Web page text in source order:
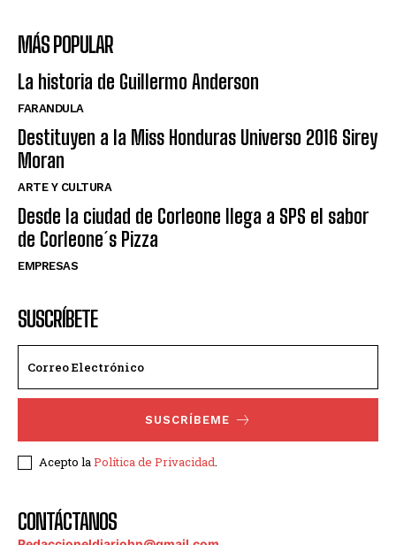
MÁS POPULAR
La historia de Guillermo Anderson
FARANDULA
Destituyen a la Miss Honduras Universo 2016 Sirey
Moran
ARTE Y CULTURA
Desde la ciudad de Corleone llega a SPS el sabor
de Corleone´s Pizza
EMPRESAS
SUSCRÍBETE
SUSCRÍBEME
Acepto laPolítica de Privacidad.
CONTÁCTANOS